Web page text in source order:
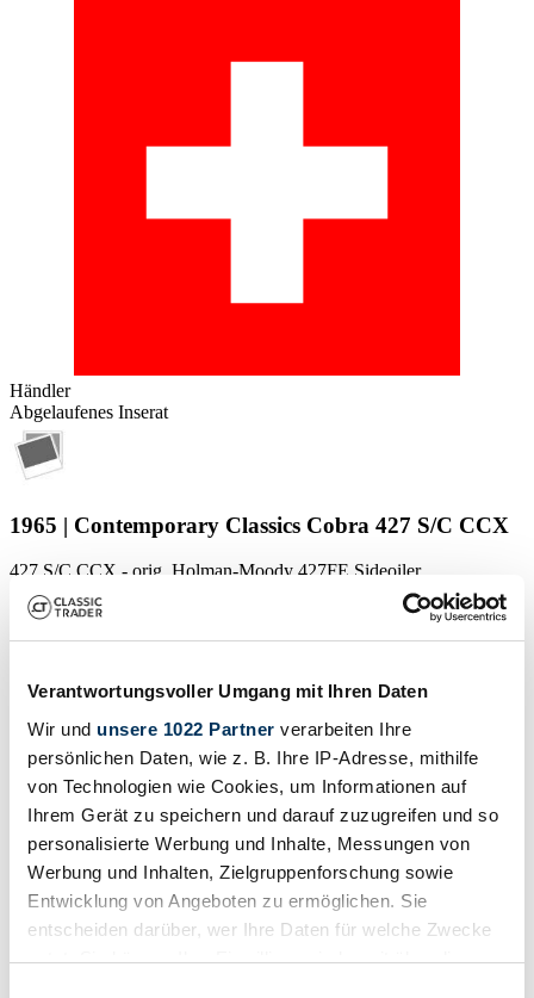
Verantwortungsvoller Umgang mit Ihren Daten
Wir und unsere 1022 Partner verarbeiten Ihre
persönlichen Daten, wie z. B. Ihre IP-Adresse, mithilfe
von Technologien wie Cookies, um Informationen auf
Ihrem Gerät zu speichern und darauf zuzugreifen und so
personalisierte Werbung und Inhalte, Messungen von
Werbung und Inhalten, Zielgruppenforschung sowie
Entwicklung von Angeboten zu ermöglichen. Sie
entscheiden darüber, wer Ihre Daten für welche Zwecke
nutzt. Sie können Ihre Einwilligung jederzeit über die
Händler
Abgelaufenes Inserat
1965 | Contemporary Classics Cobra 427 S/C CCX
427 S/C CCX - orig. Holman-Moody 427FE Sideoiler
€ 79.900vor 11 Jahren